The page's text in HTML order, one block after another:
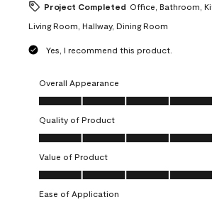
Project Completed Office, Bathroom,
Living Room, Hallway, Dining Room
Yes, I recommend this product.
Overall Appearance
Overall Appearance, 5.0 out of 5
Quality of Product
Quality of Product, 5.0 out of 5
Value of Product
Value of Product, 5.0 out of 5
Ease of Application